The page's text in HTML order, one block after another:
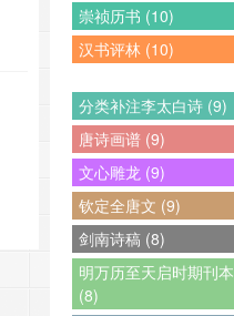
崇祯历书 (10)
汉书评林 (10)
分类补注李太白诗 (9)
唐诗画谱 (9)
文心雕龙 (9)
钦定全唐文 (9)
剑南诗稿 (8)
明万历至天启时期刊本
(8)